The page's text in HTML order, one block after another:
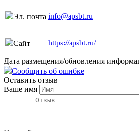
Эл. почта info@apsbt.ru
Сайт https://apsbt.ru/
Дата размещения/обновления
Сообщить об ошибке
Оставить отзыв
Ваше имя